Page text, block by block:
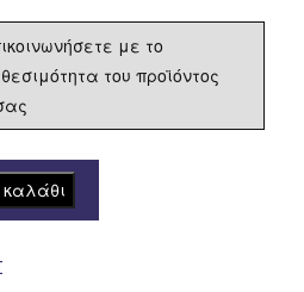
με το
του προϊόντος
καλάθι